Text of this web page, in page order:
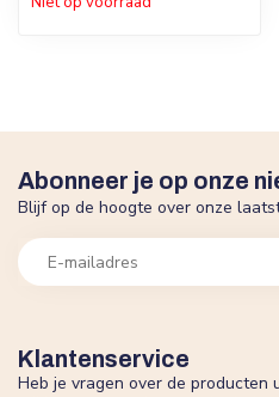
Klantenservice
Heb je vragen over de producten
Abonneer je op onze
Blijf op de hoogte over onze